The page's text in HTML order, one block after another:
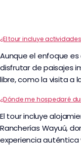
¿El tour incluye
Aunque el enfoque
disfrutar de paisajes
libre, como la visita a
¿Dónde me hospedaré
El tour incluye
Rancherías Wayuú,
experiencia auténtica